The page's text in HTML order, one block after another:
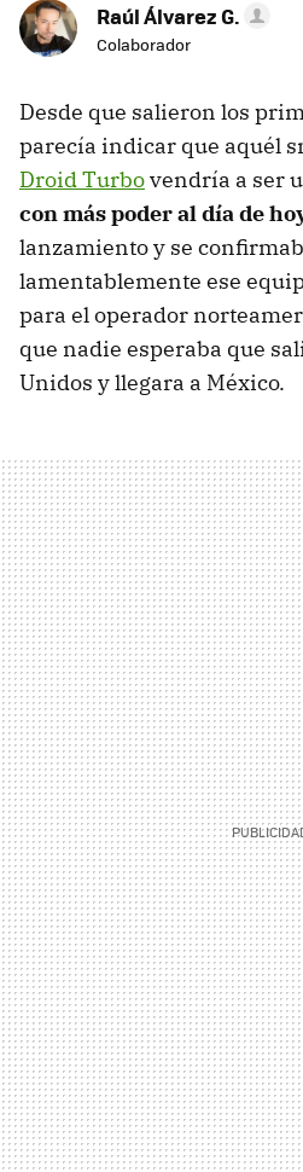
Raúl Álvarez G.
Colaborador
Desde que salieron los
parecía indicar que aquél
Droid Turbovendría a ser
con más poder al día de
lanzamiento y se
lamentablemente ese
para el operador
que nadie esperaba que
Unidos y llegara a México.